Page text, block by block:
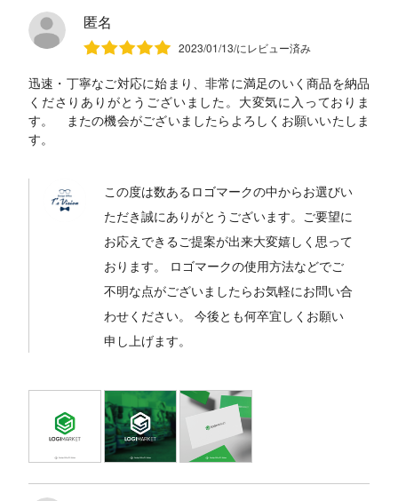
匿名
2023/01/13/にレビュー済み
迅速・丁寧なご対応に始まり、非常に満足のいく商品を納品
くださりありがとうございました。大変気に入っておりま
す。 またの機会がございましたらよろしくお願いいたしま
す。
この度は数あるロゴマークの中からお選びい
ただき誠にありがとうございます。ご要望に
お応えできるご提案が出来大変嬉しく思って
おります。 ロゴマークの使用方法などでご
不明な点がございましたらお気軽にお問い合
わせください。 今後とも何卒宜しくお願い
申し上げます。